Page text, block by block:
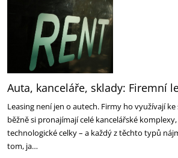
Auta, kanceláře, sklady: Firemní
Leasing není jen o autech. Firmy ho využívají
běžně si pronajímají celé kancelářské
technologické celky – a každý z těchto typů
tom, ja…